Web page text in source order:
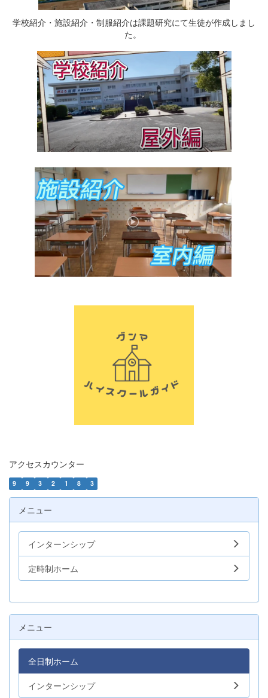
学校紹介・施設紹介・制服紹介は課題研究にて生徒が作成しまし
た。
アクセスカウンター
9 9 3 2 1 8 3
メニュー
インターンシップ
定時制ホーム
メニュー
全日制ホーム
インターンシップ